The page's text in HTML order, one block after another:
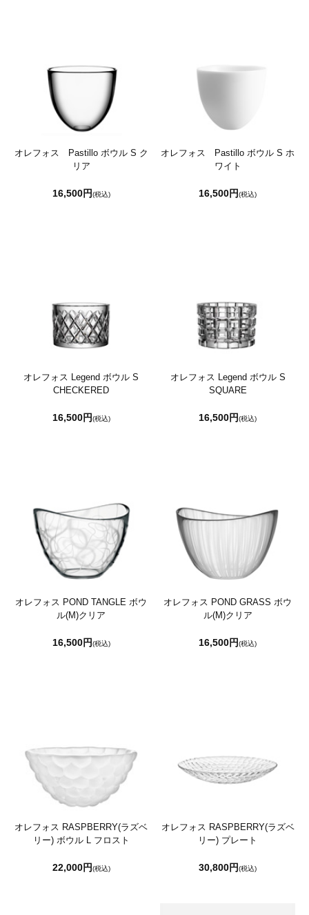
オレフォス Pastillo ボウル S ク
リア
16,500円(税込)
オレフォス Pastillo ボウル S ホ
ワイト
16,500円(税込)
オレフォス Legend ボウル S
CHECKERED
16,500円(税込)
オレフォス Legend ボウル S
SQUARE
16,500円(税込)
オレフォス POND TANGLE ボウ
ル(M)クリア
16,500円(税込)
オレフォス POND GRASS ボウ
ル(M)クリア
16,500円(税込)
オレフォス RASPBERRY(ラズベ
リー) ボウル L フロスト
22,000円(税込)
オレフォス RASPBERRY(ラズベ
リー) プレート
30,800円(税込)